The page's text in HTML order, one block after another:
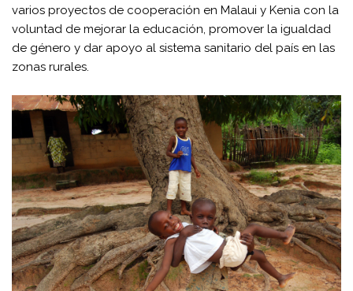
varios proyectos de cooperación en Malaui y Kenia con la
voluntad de mejorar la educación, promover la igualdad
de género y dar apoyo al sistema sanitario del país en las
zonas rurales.